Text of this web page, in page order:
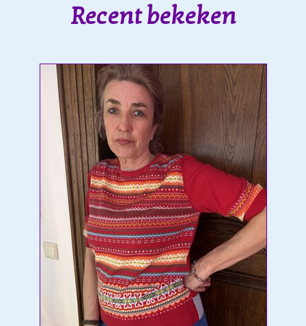
Recent bekeken